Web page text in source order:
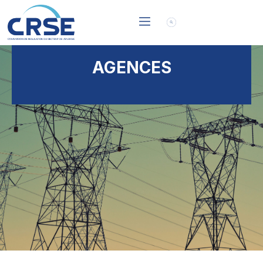
AGENCES